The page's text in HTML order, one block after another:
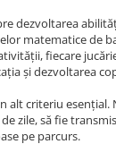
dezvoltarea
matematice de
fiecare
și dezvoltarea
alt criteriu esențial.
zile, să fie
pe parcurs.